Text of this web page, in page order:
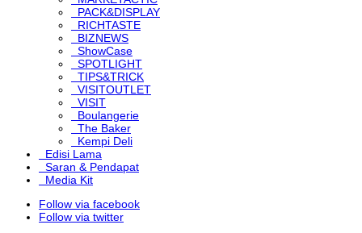
PACK&DISPLAY
RICHTASTE
BIZNEWS
ShowCase
SPOTLIGHT
TIPS&TRICK
VISITOUTLET
VISIT
Boulangerie
The Baker
Kempi Deli
Edisi Lama
Saran & Pendapat
Media Kit
Follow via facebook
Follow via twitter